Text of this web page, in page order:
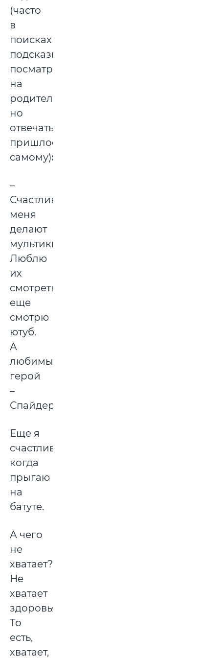
(часто
в
поисках
подсказки
посматривал
на
родителей,
но
отвечать
пришлось
самому):
–
Счастливым
меня
делают
мультики.
Люблю
их
смотреть,
еще
смотрю
ютуб.
А
любимый
герой
–
Спайдермен.
Еще я
счастливый,
когда
прыгаю
на
батуте.
А чего
не
хватает?
Не
хватает
здоровья.
То
есть,
хватает,